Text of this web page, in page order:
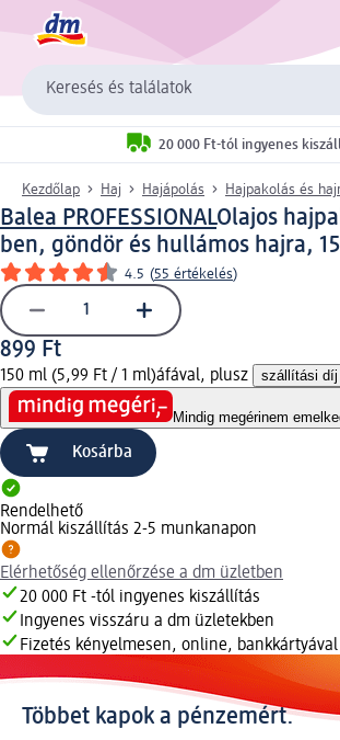
Keresés és találatok
20 000 Ft-tól ingyenes
Kezdőlap Haj Hajápolás Hajpakolás és
Balea PROFESSIONALOlajos
ben, göndör és hullámos hajra,
4.5 (55 értékelés)
899 Ft
150 ml (5,99 Ft / 1 ml)áfával, plusz szállítási díj
Mindig megérinem
Kosárba
Rendelhető
Normál kiszállítás 2-5 munkanapon
Elérhetőség ellenőrzése a dm üzletben
20 000 Ft -tól ingyenes kiszállítás
Ingyenes visszáru a dm üzletekben
Fizetés kényelmesen, online, bankkártyával
Többet kapok a pénzemért.